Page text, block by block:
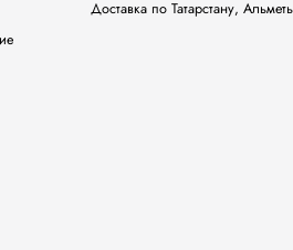
Доставка по Татарстану,